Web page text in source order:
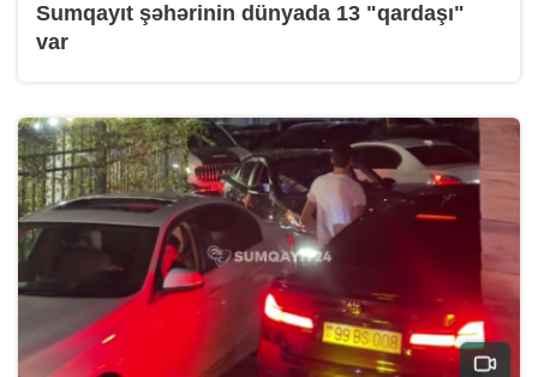
Sumqayıt şəhərinin dünyada 13 "qardaşı"
var